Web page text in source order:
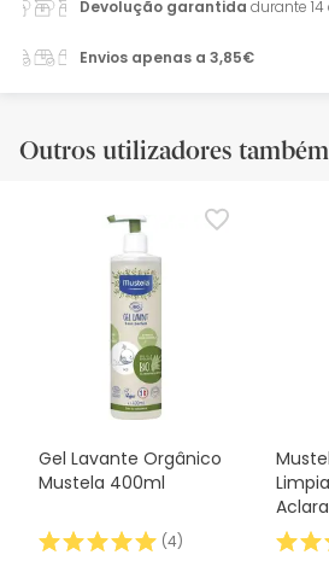
Devolução garantida durante 14
Envios apenas a 3,85€
Outros utilizadores
Gel Lavante Orgânico
Mustela 400ml
(4)
500ml